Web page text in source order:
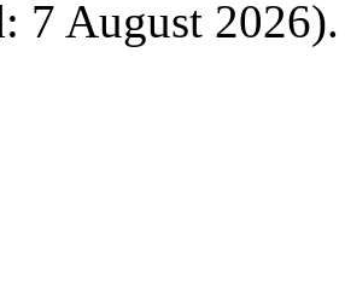
7 August 2026).